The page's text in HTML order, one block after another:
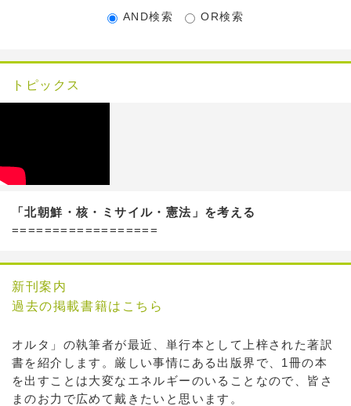
AND検索 OR検索
トピックス
「北朝鮮・核・ミサイル・憲法」を考える
==================
新刊案内
過去の掲載書籍はこちら
オルタ」の執筆者が最近、単行本として上梓された著訳
書を紹介します。厳しい事情にある出版界で、1冊の本
を出すことは大変なエネルギーのいることなので、皆さ
まのお力で広めて戴きたいと思います。